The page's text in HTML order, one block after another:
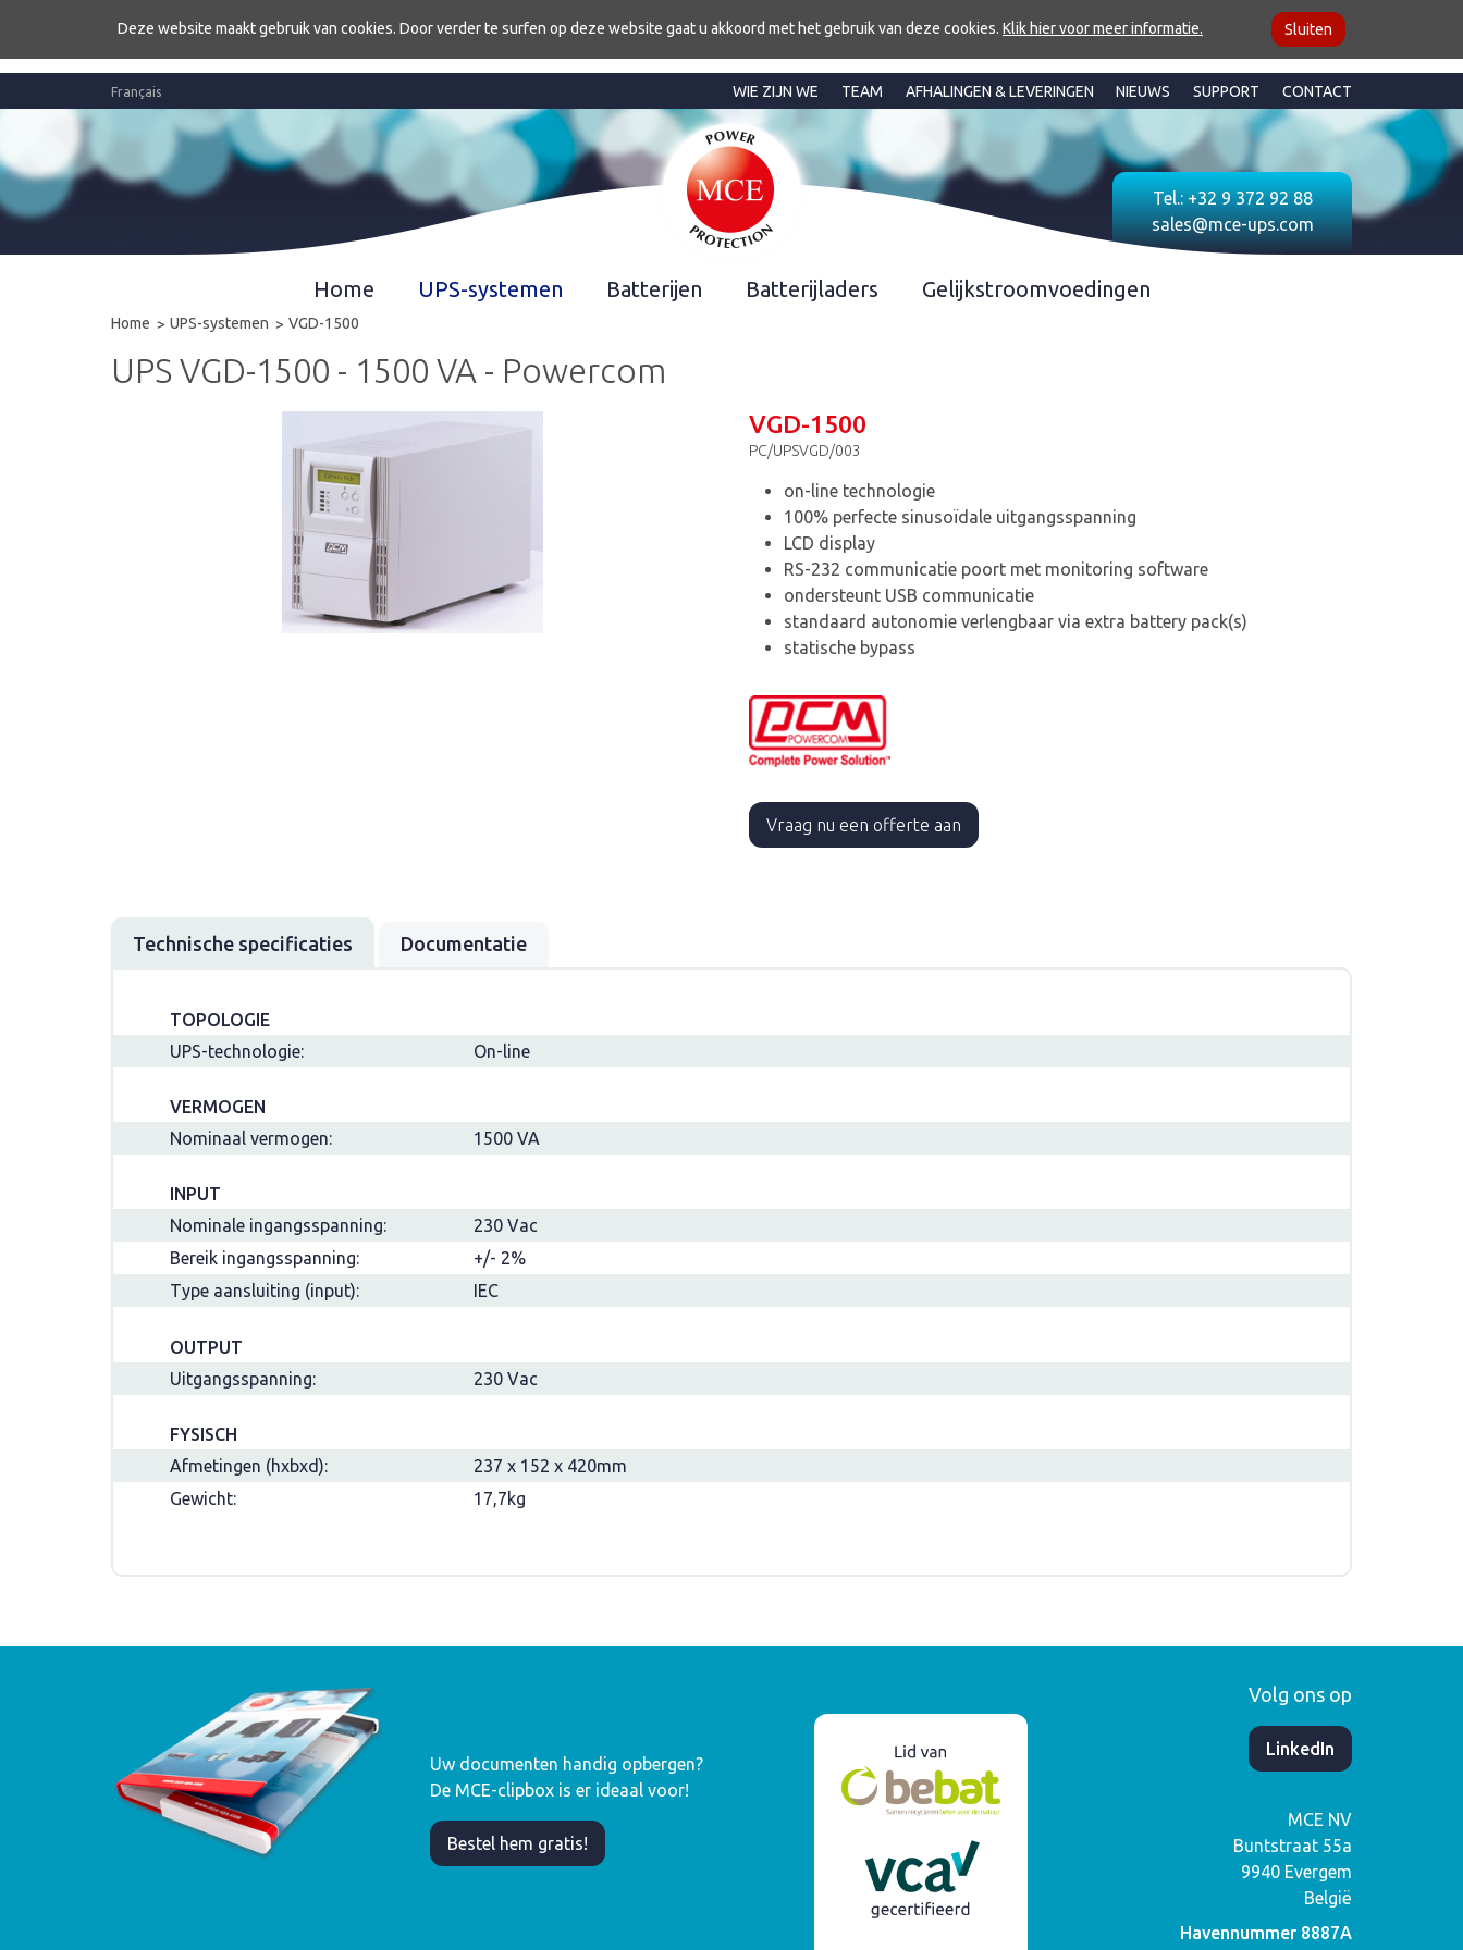
Deze website maakt gebruik van cookies. Door verder te surfen op deze website gaat u akkoord met het gebruik van deze cookies. Klik hier voor meer informatie. Sluiten
Français WIE ZIJN WE TEAM AFHALINGEN & LEVERINGEN NIEUWS SUPPORT CONTACT
Tel.:+32 9 372 92 88
sales@mce-ups.com
Home UPS-systemen Batterijen Batterijladers Gelijkstroomvoedingen
Home UPS-systemen VGD-1500
UPS VGD-1500 - 1500 VA - Powercom
VGD-1500
PC/UPSVGD/003
on-line technologie
100% perfecte sinusoïdale uitgangsspanning
LCD display
RS-232 communicatie poort met monitoring software
ondersteunt USB communicatie
standaard autonomie verlengbaar via extra battery pack(s)
statische bypass
Vraag nu een offerte aan
Technische specificaties Documentatie
TOPOLOGIE
UPS-technologie:
On-line
VERMOGEN
Nominaal vermogen:
1500 VA
INPUT
Nominale ingangsspanning:
230 Vac
Bereik ingangsspanning:
+/- 2%
Type aansluiting (input):
IEC
OUTPUT
Uitgangsspanning:
230 Vac
FYSISCH
Afmetingen (hxbxd):
237 x 152 x 420mm
Gewicht:
17,7kg
Uw documenten handig opbergen?
De MCE-clipbox is er ideaal voor!
Bestel hem gratis!
Volg ons op
​LinkedIn
MCE NV
Buntstraat 55a
9940 Evergem
België
Havennummer 8887A